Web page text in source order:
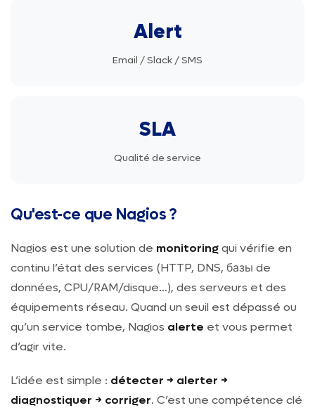
Alert
Email / Slack / SMS
SLA
Qualité de service
Qu'est-ce que Nagios ?
Nagios est une solution de monitoringqui vérifie en
continu l’état des services (HTTP, DNS, базы de
données, CPU/RAM/disque…), des serveurs et des
équipements réseau. Quand un seuil est dépassé ou
qu’un service tombe, Nagios alerte et vous permet
d’agir vite.
L’idée est simple : détecter → alerter →
diagnostiquer → corriger. C’est une compétence clé